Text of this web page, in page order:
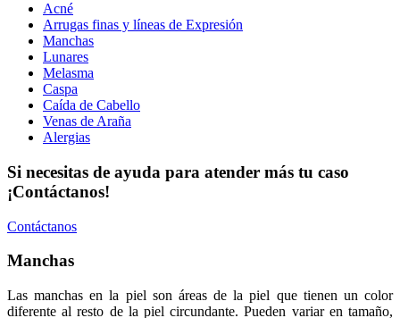
Acné
Arrugas finas y líneas de Expresión
Manchas
Lunares
Melasma
Caspa
Caída de Cabello
Venas de Araña
Alergias
Si necesitas de ayuda para atender más tu caso
¡Contáctanos!
Contáctanos
Manchas
Las manchas en la piel son áreas de la piel que tienen un color
diferente al resto de la piel circundante. Pueden variar en tamaño,